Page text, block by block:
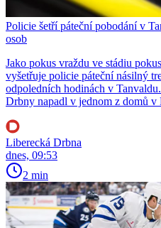
Policie šetří páteční pobodání v
osob
Jako pokus vraždu ve stádiu
vyšetřuje policie páteční násilný
odpoledních hodinách v
Drbny napadl v jednom z domů
Liberecká Drbna
dnes, 09:53
2 min